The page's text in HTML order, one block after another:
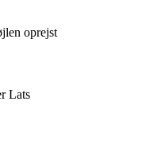
oprejst
Lats